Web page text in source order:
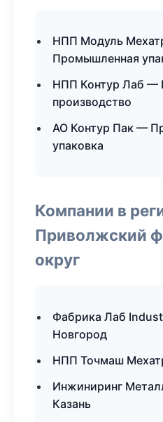
НПП Модуль
Промышленная
НПП Контур Лаб —
производство
АО Контур Пак —
упаковка
Компании в
Приволжский
округ
Фабрика Лаб
Новгород
НПП Точмаш
Инжиниринг
Казань